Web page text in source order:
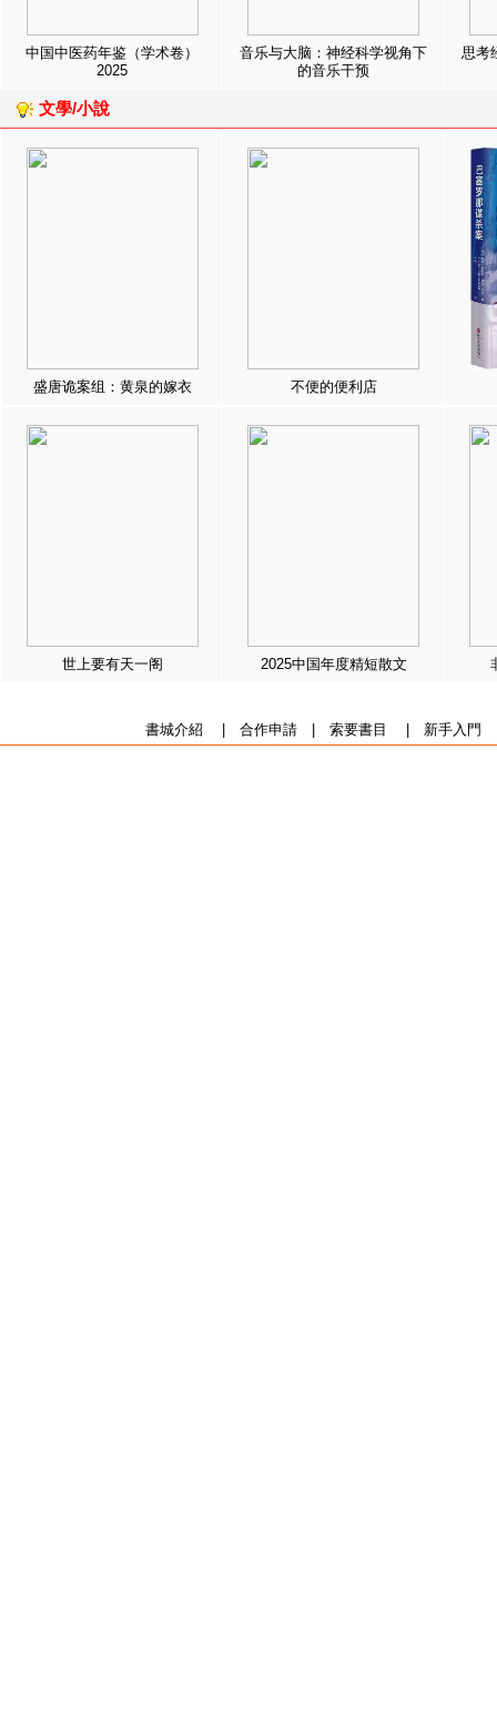
中国中医药年鉴（学术卷）
2025
音乐与大脑：神经科学视角下
的音乐干预
思考
文學/小說
盛唐诡案组：黄泉的嫁衣 不便的便利店
世上要有天一阁 2025中国年度精短散文
書城介紹 合作申請| 索要書目 新手入門